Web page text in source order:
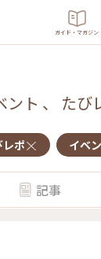
ガイド・マガジン
ント 、 たび
レポ イベ
記事